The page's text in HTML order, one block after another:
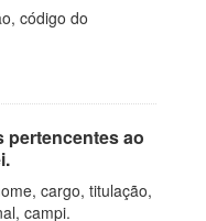
código do
pertencentes ao
cargo, titulação,
campi.